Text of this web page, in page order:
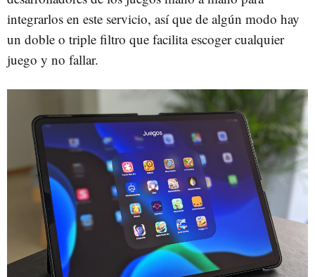
integrarlos en este servicio, así que de algún modo hay
un doble o triple filtro que facilita escoger cualquier
juego y no fallar.